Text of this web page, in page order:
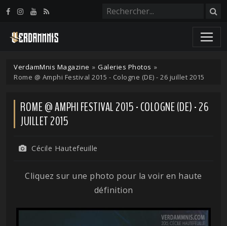
VerdamMnis Magazine » Galeries Photos »
Rome @ Amphi Festival 2015 - Cologne (DE) - 26 juillet 2015
ROME @ AMPHI FESTIVAL 2015 - COLOGNE (DE) - 26
JUILLET 2015
Cécile Hautefeuille
Cliquez sur une photo pour la voir en haute
définition
Panneau de gestion des cookies